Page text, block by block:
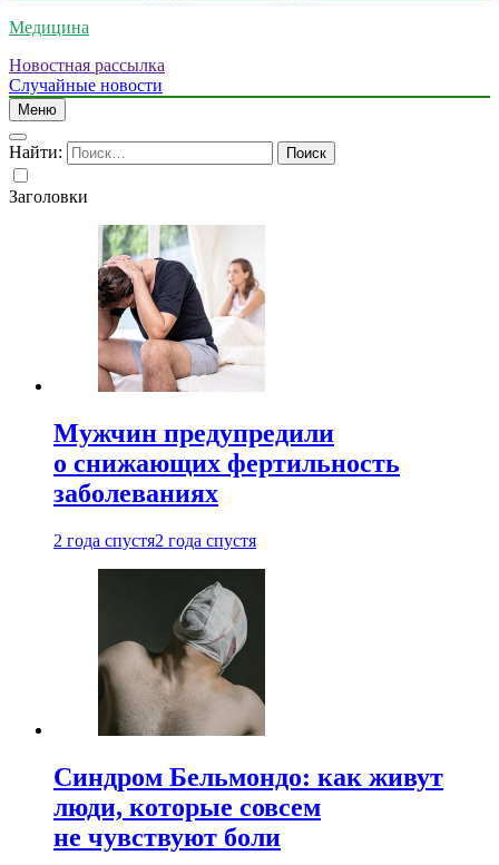
Медицина
Новостная рассылка
Случайные новости
Меню
Найти:
Заголовки
Мужчин предупредили
о снижающих фертильность
заболеваниях
2 года спустя2 года спустя
Синдром Бельмондо: как живут
люди, которые совсем
не чувствуют боли